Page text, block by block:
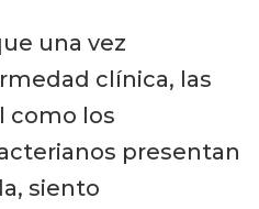
una vez
clínica, las
como los
presentan
siento